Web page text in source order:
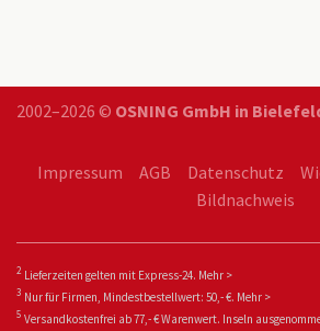
2002–2026 © OSNING GmbH in
Impressum AGB Datenschutz
Bildnachweis
2 Lieferzeiten gelten mit Express-24. Mehr >
3 Nur für Firmen, Mindestbestellwert: 50,- €. Mehr >
5 Versandkostenfrei ab 77,- € Warenwert. Inseln